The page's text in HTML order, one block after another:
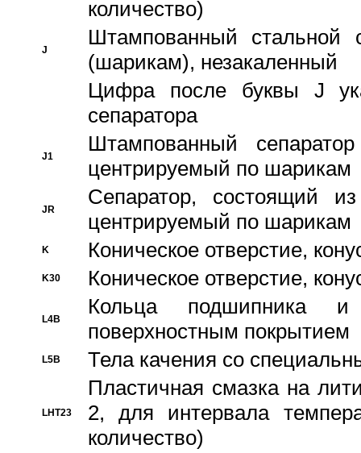
количество)
J
Штампованный стальной
(шарикам), незакаленный
Цифра после буквы J
сепаратора
J1
Штампованный
центрируемый по шарикам
JR
Сепаратор, состоящий
центрируемый по шарикам
K Коническое отверстие,
K30 Коническое отверстие,
L4B
Кольца подшипника
поверхностным покрытием
L5B Тела качения со
LHT23
Пластичная смазка на
2, для интервала
количество)